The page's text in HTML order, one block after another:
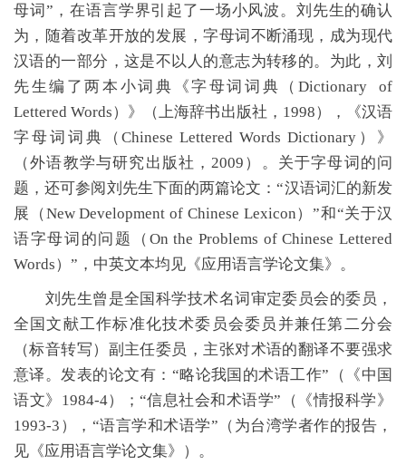
母词”，在语言学界引起了一场小风波。刘先生的确认
为，随着改革开放的发展，字母词不断涌现，成为现代
汉语的一部分，这是不以人的意志为转移的。为此，刘
先生编了两本小词典《字母词词典（Dictionary of
Lettered Words）》（上海辞书出版社，1998），《汉语
字母词词典（Chinese Lettered Words Dictionary）》
（外语教学与研究出版社，2009）。关于字母词的问
题，还可参阅刘先生下面的两篇论文：“汉语词汇的新发
展（New Development of Chinese Lexicon）”和“关于汉
语字母词的问题（On the Problems of Chinese Lettered
Words）”，中英文本均见《应用语言学论文集》。
刘先生曾是全国科学技术名词审定委员会的委员，
全国文献工作标准化技术委员会委员并兼任第二分会
（标音转写）副主任委员，主张对术语的翻译不要强求
意译。发表的论文有：“略论我国的术语工作”（《中国
语文》1984-4）；“信息社会和术语学”（《情报科学》
1993-3），“语言学和术语学”（为台湾学者作的报告，
见《应用语言学论文集》）。